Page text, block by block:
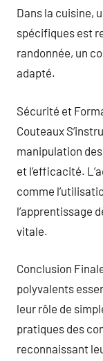
Dans la cuisine,
spécifiques est
randonnée, un
adapté.
Sécurité et
Couteaux
manipulation
et l’efficacité.
comme
l’apprentissage
vitale.
Conclusion
polyvalents
leur rôle de
pratiques des
reconnaissant